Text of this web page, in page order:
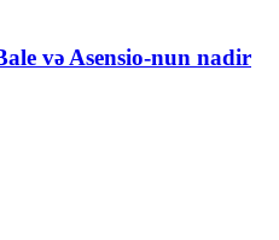
və Asensio-nun nadir